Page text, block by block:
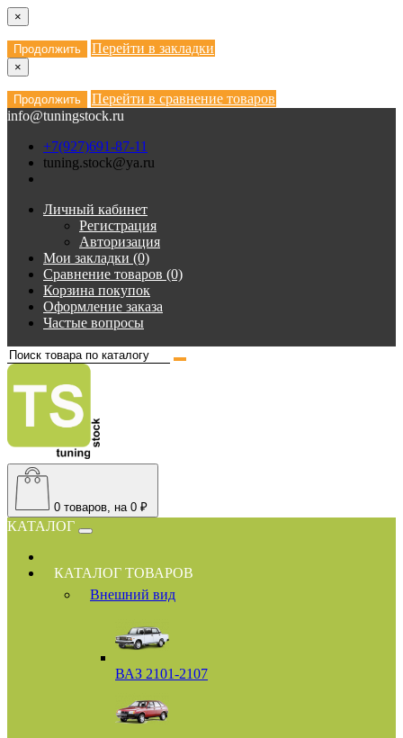
×
Продолжить Перейти в закладки
×
Продолжить
Перейти в сравнение товаров
info@tuningstock.ru
+7(927)691-87-11
tuning.stock@ya.ru
Личный кабинет
Регистрация
Авторизация
Мои закладки (0)
Сравнение товаров (0)
Корзина покупок
Оформление заказа
Частые вопросы
0 товаров, на 0 ₽
КАТАЛОГ
КАТАЛОГ ТОВАРОВ
Внешний вид
ВАЗ 2101-2107